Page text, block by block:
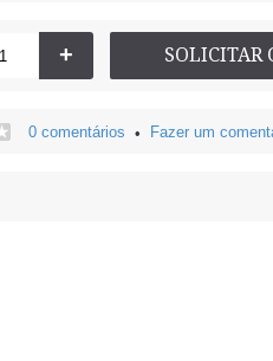
+ SOLICITAR
0 comentários • Fazer um